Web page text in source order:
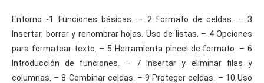
Entorno -1 Funciones básicas. – 2 Formato de celdas. – 3
Insertar, borrar y renombrar hojas. Uso de listas. – 4 Opciones
para formatear texto. – 5 Herramienta pincel de formato. – 6
Introducción de funciones. – 7 Insertar y eliminar filas y
columnas. – 8 Combinar celdas. – 9 Proteger celdas. – 10 Uso